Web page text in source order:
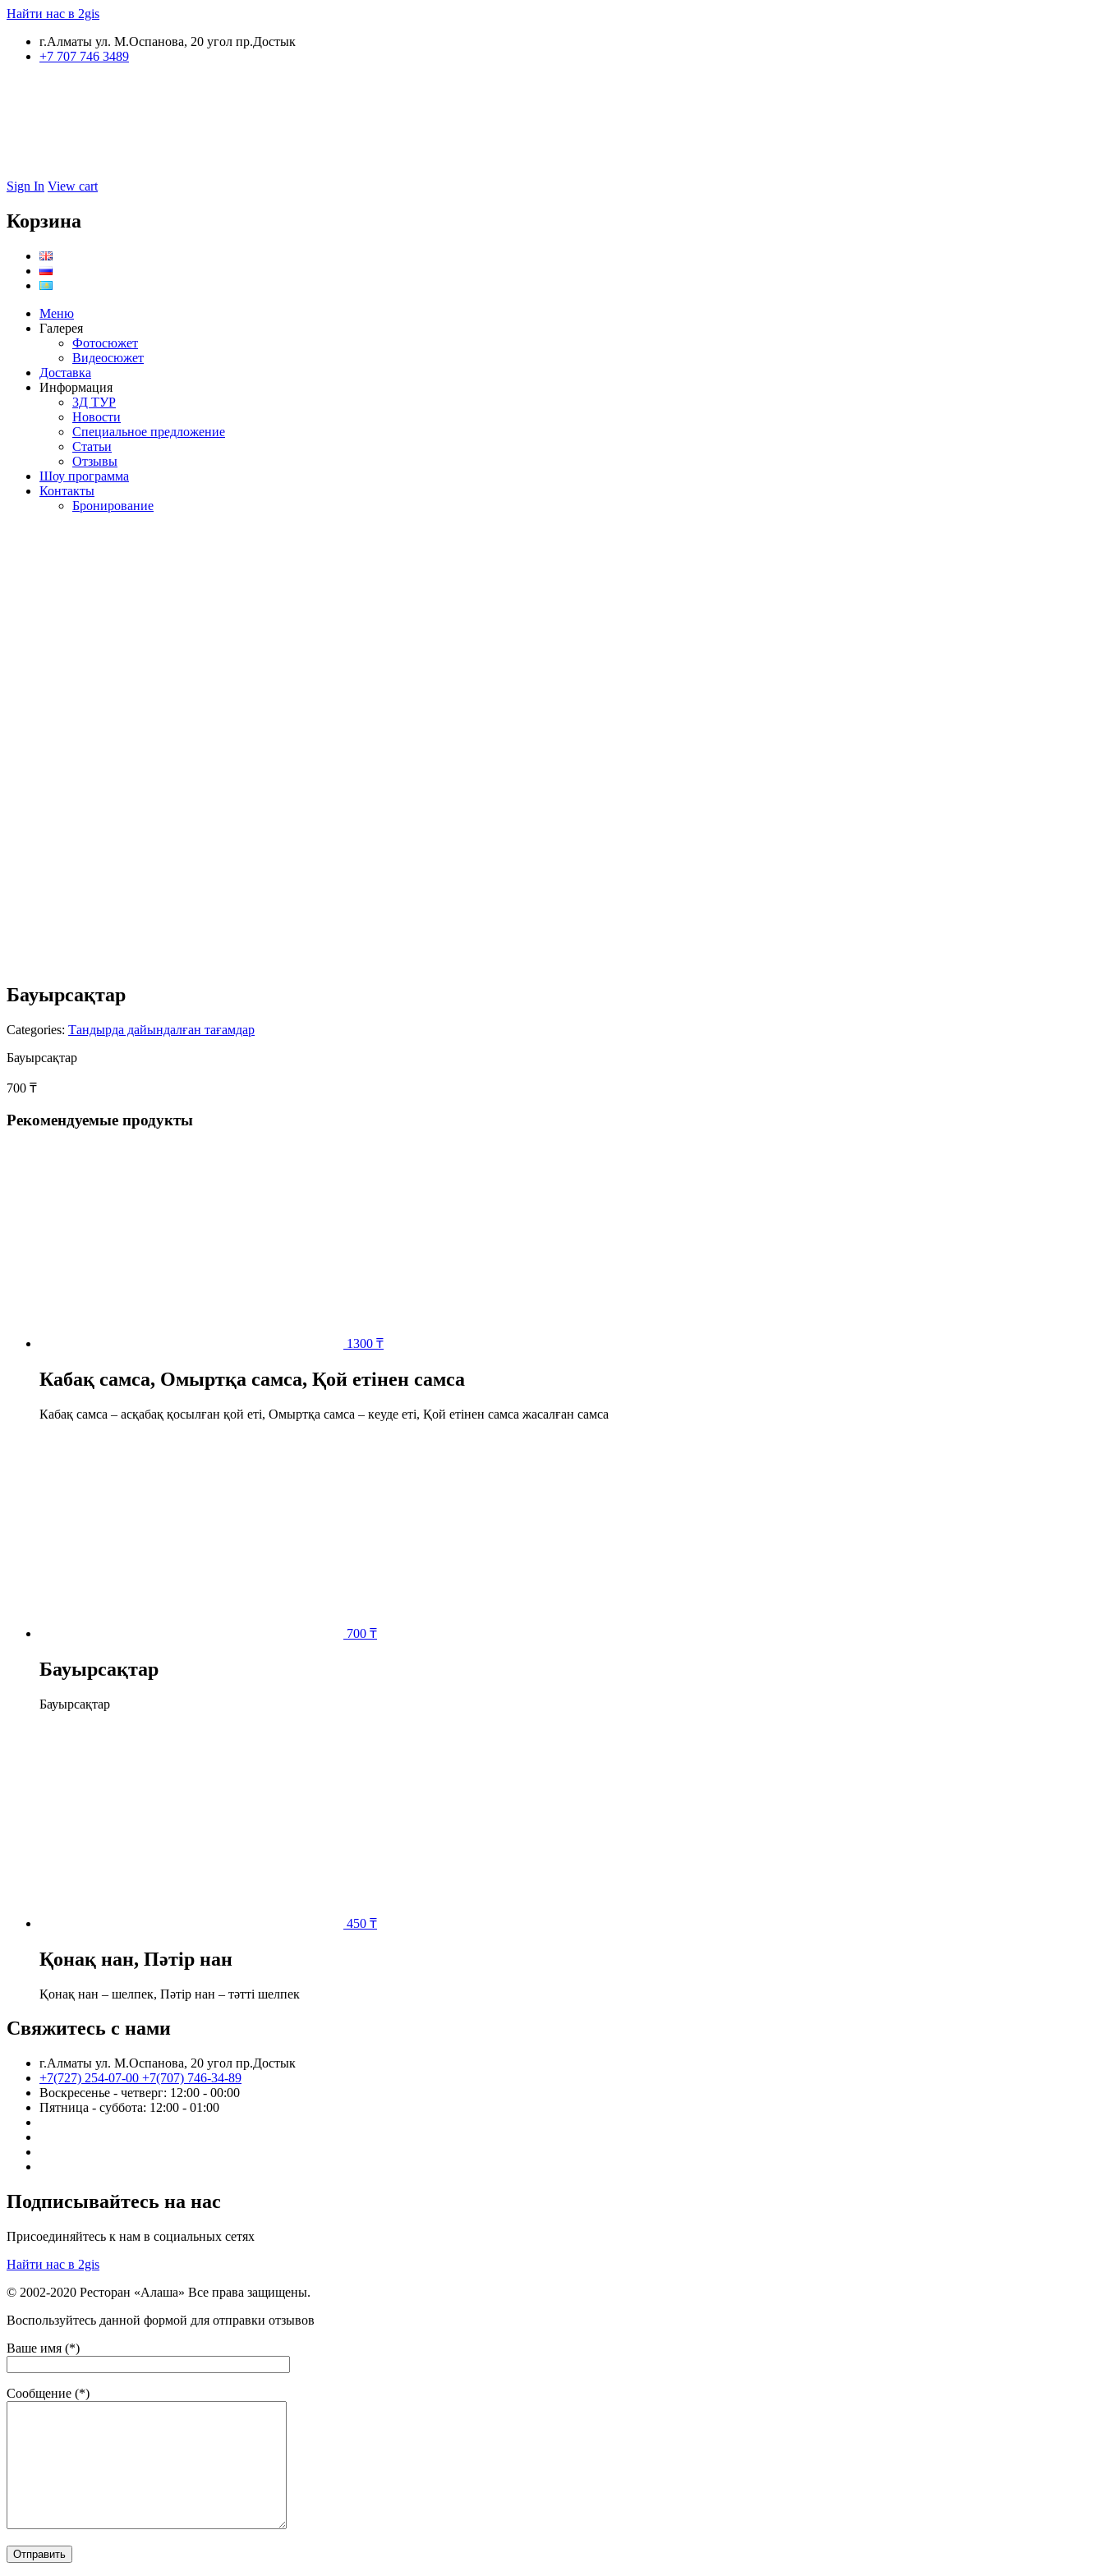
Найти нас в 2gis
г.Алматы ул. М.Оспанова, 20 угол пр.Достык
+7 707 746 3489
Sign In View cart
Корзина
Меню
Галерея
Фотосюжет
Видеосюжет
Доставка
Информация
3Д ТУР
Новости
Cпециальное предложение
Статьи
Отзывы
Шоу программа
Контакты
Бронирование
Бауырсақтар
Categories: Тандырда дайындалған тағамдар
Бауырсақтар
700 ₸
Рекомендуемые продукты
1300 ₸
Кабақ самса, Омыртқа самса, Қой етінен самса
Кабақ самса – асқабақ қосылған қой еті, Омыртқа самса – кеуде еті, Қой етінен самса жасалған самса
700 ₸
Бауырсақтар
Бауырсақтар
450 ₸
Қонақ нан, Пəтір нан
Қонақ нан – шелпек, Пəтір нан – тəтті шелпек
Свяжитесь с нами
г.Алматы ул. М.Оспанова, 20 угол пр.Достык
+7(727) 254-07-00 +7(707) 746-34-89
Воскресенье - четверг: 12:00 - 00:00
Пятница - суббота: 12:00 - 01:00
Подписывайтесь на нас
Присоединяйтесь к нам в социальных сетях
Найти нас в 2gis
© 2002-2020 Ресторан «Алаша» Все права защищены.
Воспользуйтесь данной формой для отправки отзывов
Ваше имя (*)
Сообщение (*)